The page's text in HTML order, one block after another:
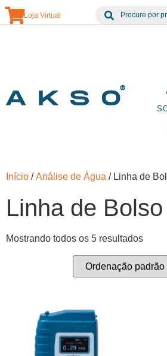
Loja Virtual
Início /Análise de Água / Linha de
Linha de Bolso
Mostrando todos os 5 resultados